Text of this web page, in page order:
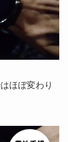
ほぼ変わり